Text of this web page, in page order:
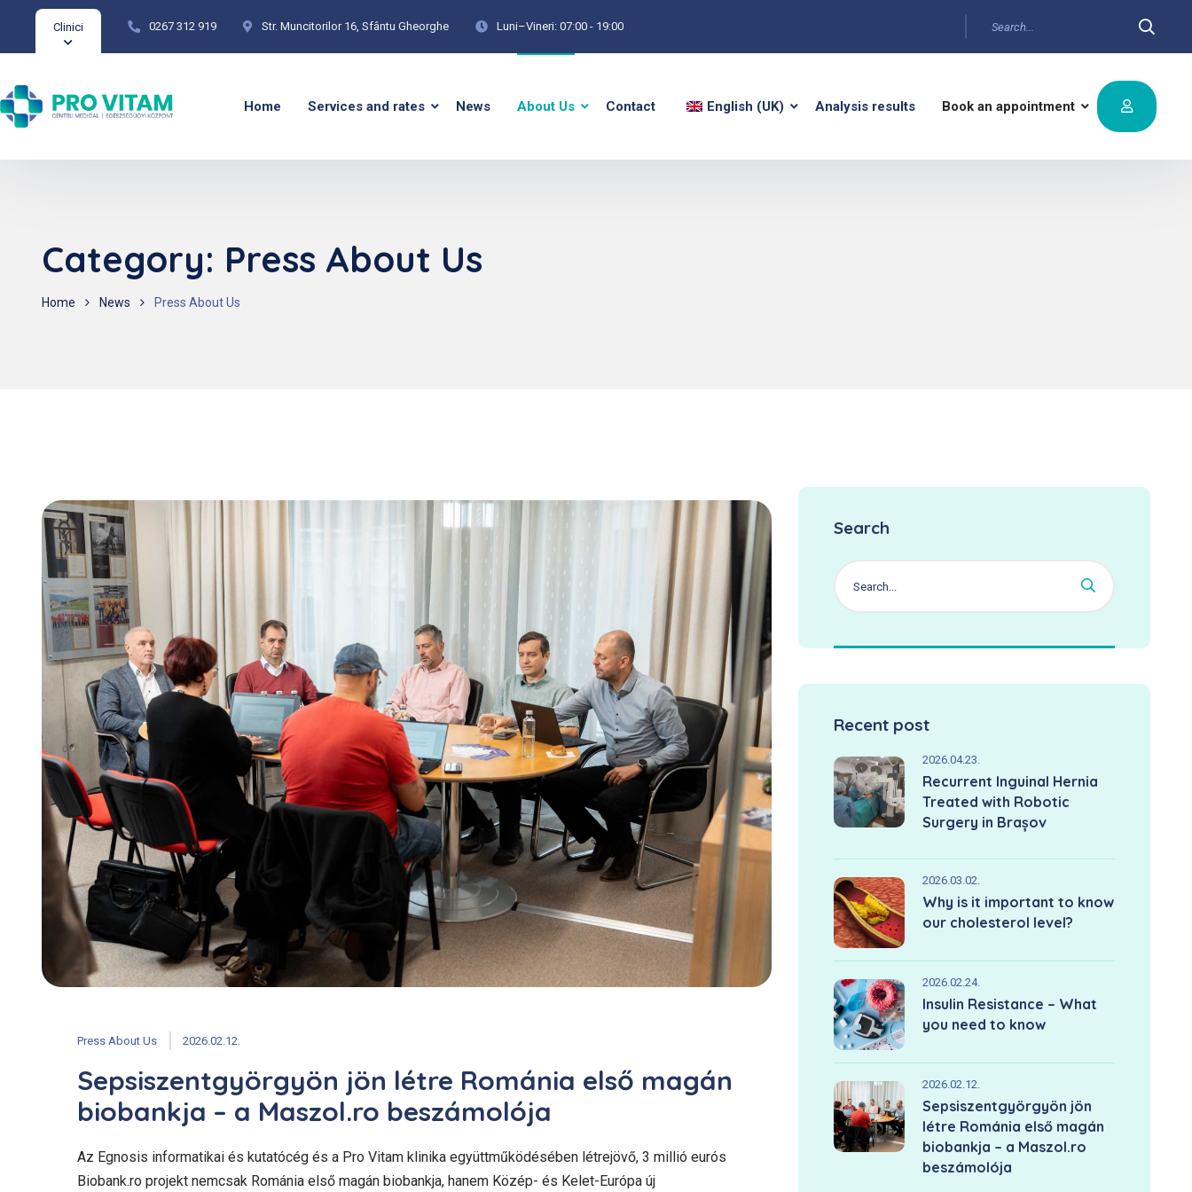
Clinici 0267 312 919 Str. Muncitorilor 16, Sfântu Gheorghe Luni–Vineri: 07:00 - 19:00
Home Services and rates News About Us Contact English (UK) Analysis results Book an appointment
Category: Press About Us
Home News Press About Us
Press About Us 2026.02.12.
Sepsiszentgyörgyön jön létre Románia első magán
biobankja – a Maszol.ro beszámolója
Az Egnosis informatikai és kutatócég és a Pro Vitam klinika együttműködésében létrejövő, 3 millió eurós
Biobank.ro projekt nemcsak Románia első magán biobankja, hanem Közép- és Kelet-Európa új
Search
Recent post
2026.04.23.
Recurrent Inguinal Hernia
Treated with Robotic
Surgery in Brașov
2026.03.02.
Why is it important to know
our cholesterol level?
2026.02.24.
Insulin Resistance – What
you need to know
2026.02.12.
Sepsiszentgyörgyön jön
létre Románia első magán
biobankja – a Maszol.ro
beszámolója